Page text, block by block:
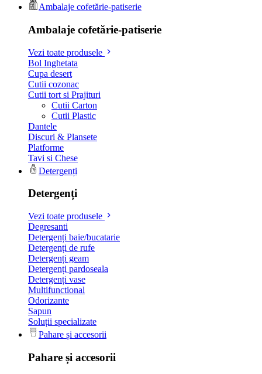
Ambalaje cofetărie-patiserie
Ambalaje cofetărie-patiserie
Vezi toate produsele
Bol Inghetata
Cupa desert
Cutii cozonac
Cutii tort si Prajituri
Cutii Carton
Cutii Plastic
Dantele
Discuri & Plansete
Platforme
Tavi si Chese
Detergenți
Detergenți
Vezi toate produsele
Degresanti
Detergenți baie/bucatarie
Detergenți de rufe
Detergenți geam
Detergenți pardoseala
Detergenți vase
Multifunctional
Odorizante
Sapun
Soluții specializate
Pahare și accesorii
Pahare și accesorii